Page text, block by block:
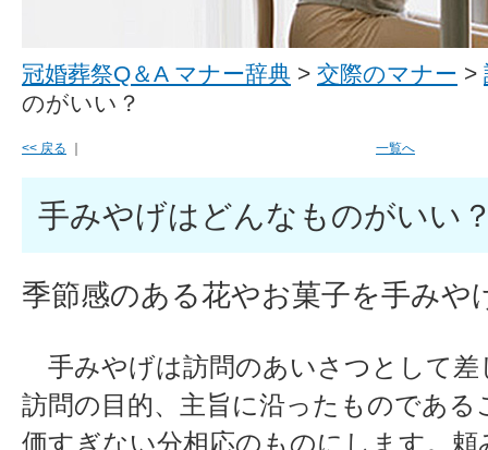
冠婚葬祭Q＆A マナー辞典 > 交際のマナー >
のがいい？
<< 戻る ｜ 一覧へ
手みやげはどんなものがいい
季節感のある花やお菓子を手みや
手みやげは訪問のあいさつとして差
訪問の目的、主旨に沿ったものであ
価すぎない分相応のものにします。